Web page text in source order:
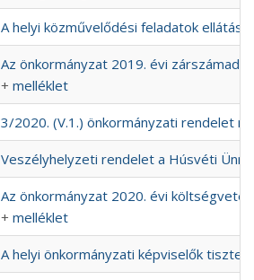
A helyi közművelődési feladatok
Az önkormányzat 2019. évi
+ melléklet
3/2020. (V.1.) önkormányzati rendelet
Veszélyhelyzeti rendelet a Húsvéti
Az önkormányzat 2020. évi
+ melléklet
A helyi önkormányzati képviselők